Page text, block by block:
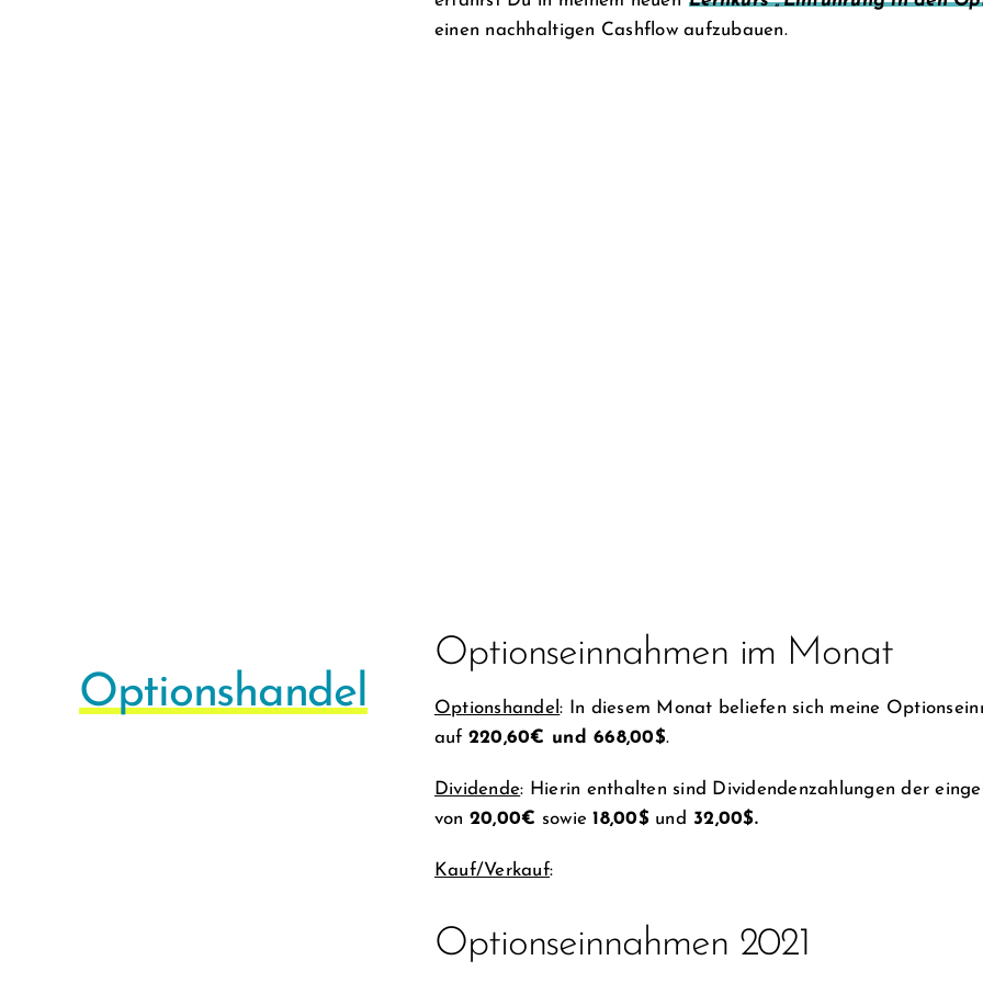
einen nachhaltigen Cashflow aufzubauen.
Optionshandel
Optionseinnahmen im Monat
Optionshandel: In diesem Monat beliefen sich meine
auf 220,60€ und 668,00$.
Dividende: Hierin enthalten sind Dividendenzahlungen der
von 20,00€ sowie18,00$ und 32,00$.
Kauf/Verkauf:
Optionseinnahmen 2021